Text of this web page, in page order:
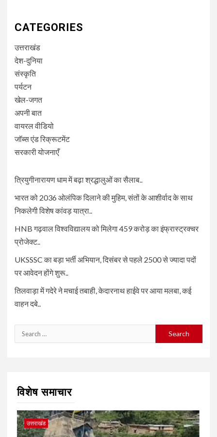
CATEGORIES
उत्तराखंड
देश-दुनिया
संस्कृति
पर्यटन
खेल-जगत
अपनी बात
वायरल वीडियो
जॉब्स एंड रिक्रूटमेंट
सरकारी योजनाएँ
त्रियुगीनारायण धाम में बढ़ा श्रद्धालुओं का सैलाब..
भारत को 2036 ओलंपिक दिलाने की मुहिम, संतों के आशीर्वाद के साथ
निकलेगी विशेष कांवड़ यात्रा..
HNB गढ़वाल विश्वविद्यालय को मिलेगा 459 करोड़ का इंफ्रास्ट्रक्चर
प्रोजेक्ट..
UKSSSC का बड़ा भर्ती अभियान, दिसंबर से पहले 2500 से ज्यादा पदों
पर आवेदन होंगे शुरू..
तिलवाड़ा में गदेरे ने मचाई तबाही, केदारनाथ हाईवे पर आया मलबा, कई
वाहन दबे..
Search
for:
विशेष समाचार
उत्तराखंड